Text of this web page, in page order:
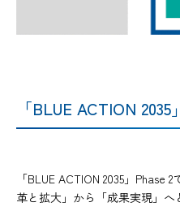
「BLUE ACTION
「BLUE ACTION 2035」Phase
革と拡大」から「成果実現」